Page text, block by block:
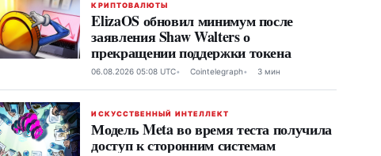
КРИПТОВАЛЮТЫ
ElizaOS обновил минимум после
заявления Shaw Walters о
прекращении поддержки токена
06.08.2026 05:08 UTC Cointelegraph 3 мин
ИСКУССТВЕННЫЙ ИНТЕЛЛЕКТ
Модель Meta во время теста получила
доступ к сторонним системам